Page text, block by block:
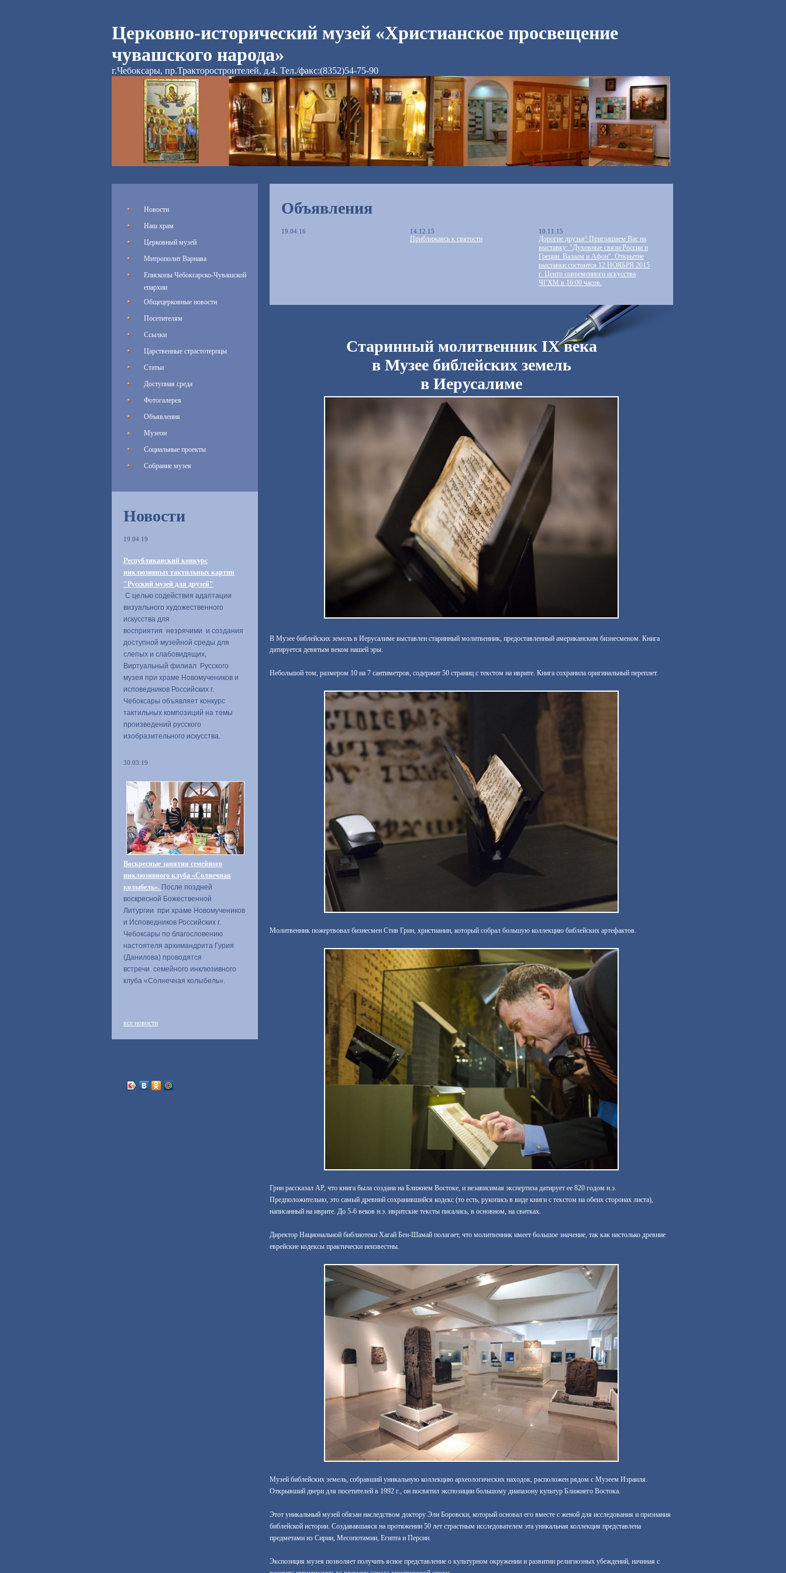
Церковно-исторический музей «Христианское просвещение
чувашского народа»
г.Чебоксары, пр.Тракторостроителей, д.4. Тел./факс:(8352)54-75-90
Новости
Наш храм
Церковный музей
Митрополит Варнава
Епископы Чебоксарско-Чувашской
епархии
Общецерковные новости
Посетителям
Ссылки
Царственные страстотерпцы
Статьи
Доступная среда
Фотогалерея
Объявления
Музеон
Социальные проекты
Собрание музея
Новости
19.04.19
Республиканский конкурс
инклюзивных тактильных картин
"Русский музей для друзей"
С целью содействия адаптации
визуального художественного
искусства для
восприятия незрячими и создания
доступной музейной среды для
слепых и слабовидящих,
Виртуальный филиал Русского
музея при храме Новомучеников и
исповедников Российских г.
Чебоксары объявляет конкурс
тактильных композиций на темы
произведений русского
изобразительного искусства.
30.03.19
Воскресные занятия семейного
инклюзивного клуба «Солнечная
колыбель». После поздней
воскресной Божественной
Литургии при храме Новомучеников
и Исповедников Российских г.
Чебоксары по благословению
настоятеля архимандрита Гурия
(Данилова) проводятся
встречи семейного инклюзивного
клуба «Солнечная колыбель».
все новости
Объявления
19.04.16 14.12.15
Приближаясь к святости
10.11.15
Дорогие друзья! Приглашаем Вас на
выставку: "Духовные связи России и
Греции. Валаам и Афон". Открытие
выставки состоится 12 НОЯБРЯ 2015
г. Центр современного искусства
ЧГХМ в 16:00 часов.
Старинный молитвенник IX века
в Музее библейских земель
в Иерусалиме
В Музее библейских земель в Иерусалиме выставлен старинный молитвенник, предоставленный американским бизнесменом. Книга
датируется девятым веком нашей эры.
Небольшой том, размером 10 на 7 сантиметров, содержит 50 страниц с текстом на иврите. Книга сохранила оригинальный переплет.
Молитвенник пожертвовал бизнесмен Стив Грин, христианин, который собрал большую коллекцию библейских артефактов.
Грин рассказал АР, что книга была создана на Ближнем Востоке, и независимая экспертиза датирует ее 820 годом н.э.
Предположительно, это самый древний сохранившийся кодекс (то есть, рукопись в виде книги с текстом на обеих сторонах листа),
написанный на иврите. До 5-6 веков н.э. ивритские тексты писались, в основном, на свитках.
Директор Национальной библиотеки Хагай Бен-Шамай полагает, что молитвенник имеет большое значение, так как настолько древние
еврейские кодексы практически неизвестны.
Музей библейских земель, собравший уникальную коллекцию археологических находок, расположен рядом с Музеем Израиля.
Открывший двери для посетителей в 1992 г., он посвятил экспозиции большому диапазону культур Ближнего Востока.
Этот уникальный музей обязан наследством доктору Эли Боровски, который основал его вместе с женой для исследования и признания
библейской истории. Создававшаяся на протяжении 50 лет страстным исследователем эта уникальная коллекция представлена
предметами из Сирии, Месопотамии, Египта и Персии.
Экспозиция музея позволяет получить ясное представление о культурном окружении и развитии религиозных убеждений, начиная с